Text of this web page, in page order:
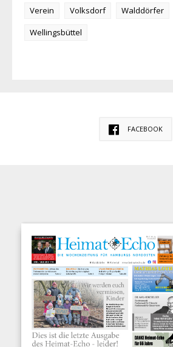
Verein
Volksdorf Walddörfer
Wellingsbüttel
FACEBOOK